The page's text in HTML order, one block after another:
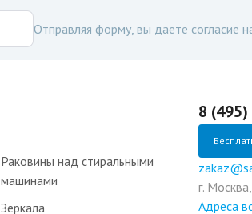
Отправляя форму, вы даете согласие
Раковины над стиральными
машинами
Зеркала
8
г.
Адреса